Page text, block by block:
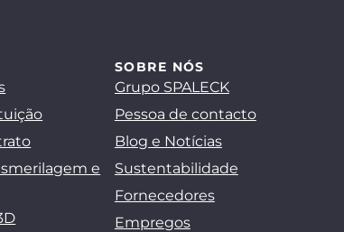
e
SOBRE NÓS
Grupo SPALECK
Pessoa de contacto
Blog e Notícias
Sustentabilidade
Fornecedores
Empregos